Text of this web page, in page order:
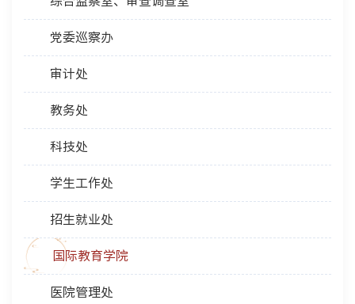
党委巡察办
审计处
教务处
科技处
学生工作处
招生就业处
国际教育学院
医院管理处